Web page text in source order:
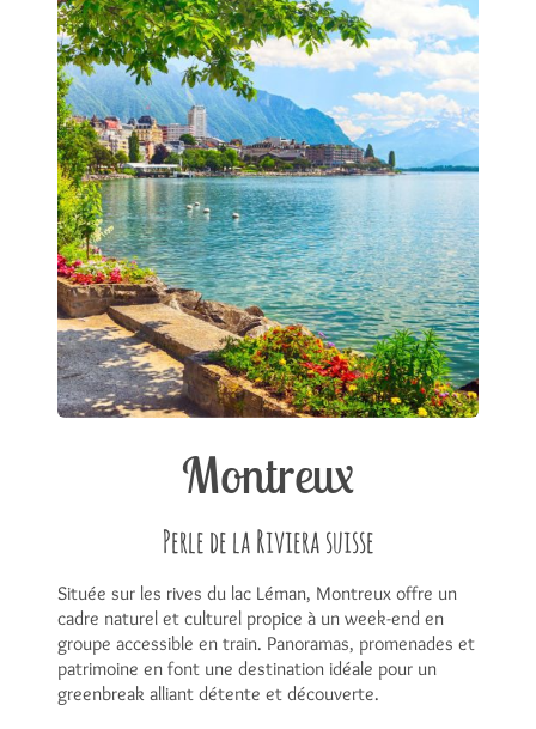
Montreux
Perle de la Riviera suisse
Située sur les rives du lac Léman, Montreux offre un
cadre naturel et culturel propice à un week-end en
groupe accessible en train. Panoramas, promenades et
patrimoine en font une destination idéale pour un
greenbreak alliant détente et découverte.